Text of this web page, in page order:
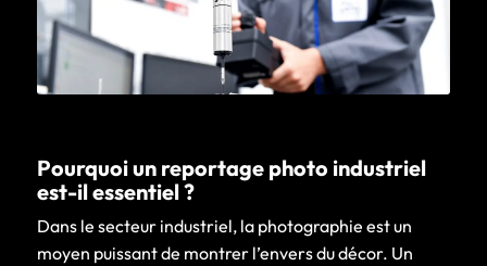
Pourquoi un reportage photo industriel
est-il essentiel ?
Dans le secteur industriel, la photographie est un
moyen puissant de montrer l’envers du décor. Un